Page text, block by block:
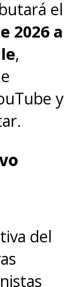
el
toda
brutal
de
las
de
de
El fin'
del
La
el
2026 a
,
y
del